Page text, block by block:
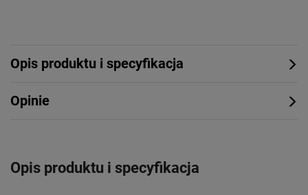
Opis produktu i specyfikacja
Opinie
Opis produktu i specyfikacja